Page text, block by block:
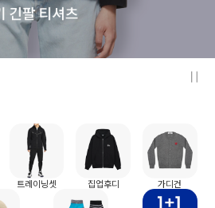
트레이닝셋 집업후디 가디건